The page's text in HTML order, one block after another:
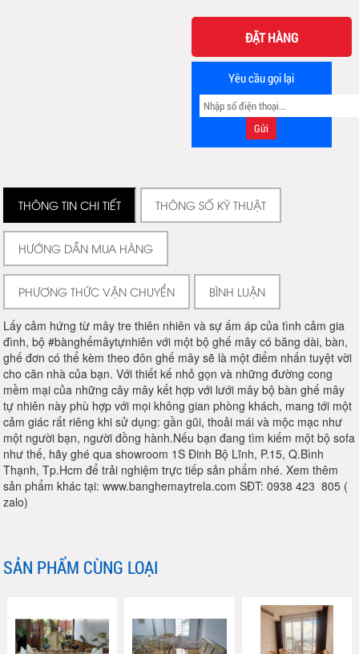
ĐẶT HÀNG
Yêu cầu gọi lại
THÔNG TIN CHI TIẾT THÔNG SỐ KỸ THUẬT
HƯỚNG DẪN MUA HÀNG
PHƯƠNG THỨC VẬN CHUYỂN BÌNH LUẬN
Lấy cảm hứng từ mây tre thiên nhiên và sự ấm áp của tình cảm gia
đình, bộ #bànghếmâytựnhiên với một bộ ghế mây có băng dài, bàn,
ghế đơn có thể kèm theo đôn ghế mây sẽ là một điểm nhấn tuyệt vời
cho căn nhà của bạn. Với thiết kế nhỏ gọn và những đường cong
mềm mại của những cây mây kết hợp với lưới mây bộ bàn ghế mây
tự nhiên này phù hợp với mọi không gian phòng khách, mang tới một
cảm giác rất riêng khi sử dụng: gần gũi, thoải mái và mộc mạc như
một người bạn, người đồng hành.Nếu bạn đang tìm kiếm một bộ sofa
như thế, hãy ghé qua showroom 1S Đinh Bộ Lĩnh, P.15, Q.Bình
Thạnh, Tp.Hcm để trải nghiệm trực tiếp sản phẩm nhé. Xem thêm
sản phẩm khác tại: www.banghemaytrela.com SĐT: 0938 423 805 (
zalo)
SẢN PHẨM CÙNG LOẠI